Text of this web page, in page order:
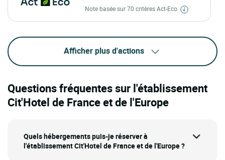
Note basée sur 70 critères Act-Eco
Afficher plus d'actions
Questions fréquentes sur l'établissement
Cit'Hotel de France et de l'Europe
Quels hébergements puis-je réserver à
l'établissement Cit'Hotel de France et de l'Europe ?